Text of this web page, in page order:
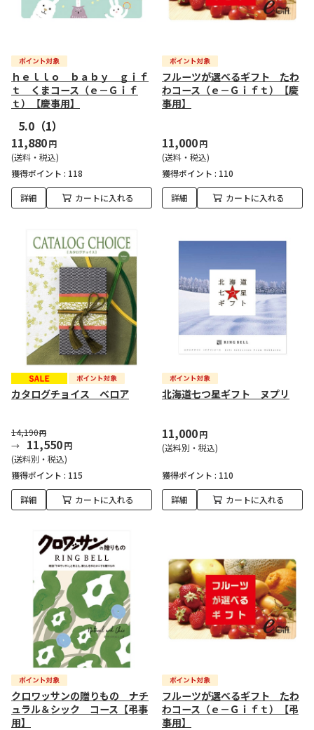
ｈｅｌｌｏ ｂａｂｙ ｇｉｆ
ｔ くまコース（ｅ－Ｇｉｆ
ｔ）【慶事用】
5.0 （1）
11,880円
(送料・税込)
獲得ポイント : 118
詳細 カートに入れる
フルーツが選べるギフト たわ
わコース（ｅ－Ｇｉｆｔ）【慶
事用】
11,000円
(送料・税込)
獲得ポイント : 110
詳細 カートに入れる
カタログチョイス ベロア
14,190円
11,550円
(送料別・税込)
獲得ポイント : 115
詳細 カートに入れる
北海道七つ星ギフト ヌプリ
11,000円
(送料別・税込)
獲得ポイント : 110
詳細 カートに入れる
クロワッサンの贈りもの ナチ
ュラル＆シック コース【弔事
用】
フルーツが選べるギフト たわ
わコース（ｅ－Ｇｉｆｔ）【弔
事用】